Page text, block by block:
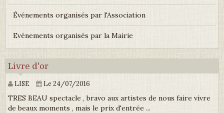
Événements organisés par l'Association
Evénements organisés par la Mairie
Livre d'or
LISE Le 24/07/2016
TRES BEAU spectacle , bravo aux artistes de nous faire vivre
de beaux moments , mais le prix d'entrée ...